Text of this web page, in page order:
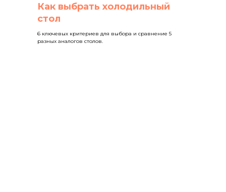
Как выбрать холодильный
стол
6 ключевых критериев для выбора и сравнение 5
разных аналогов столов.